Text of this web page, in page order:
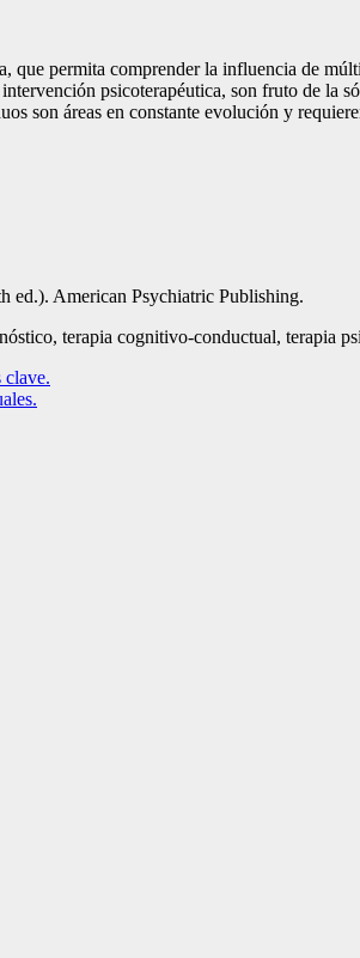
permita comprender la influencia de
psicoterapéutica, son fruto de la
son áreas en constante evolución y
ed.). American Psychiatric Publishing.
terapia cognitivo-conductual, terapia
clave.